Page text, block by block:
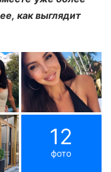
как выглядит
12
фото